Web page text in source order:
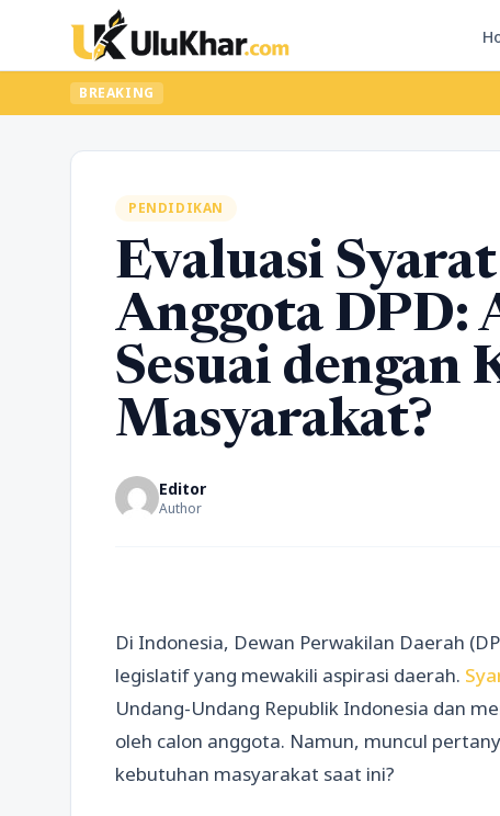
BREAKING
PENDIDIKAN
Evaluasi
Anggota DPD:
Sesuai dengan
Masyarakat?
Editor
Author
Di Indonesia, Dewan Perwakilan Daerah
legislatif yang mewakili aspirasi daerah.
Undang-Undang Republik Indonesia dan
oleh calon anggota. Namun, muncul
kebutuhan masyarakat saat ini?